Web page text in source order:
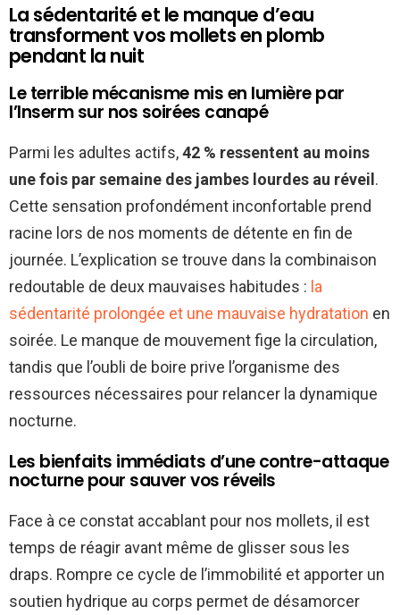
La sédentarité et le manque d’eau
transforment vos mollets en plomb
pendant la nuit
Le terrible mécanisme mis en lumière par
l’Inserm sur nos soirées canapé
Parmi les adultes actifs,42 % ressentent au moins
une fois par semaine des jambes lourdes au réveil.
Cette sensation profondément inconfortable prend
racine lors de nos moments de détente en fin de
journée. L’explication se trouve dans la combinaison
redoutable de deux mauvaises habitudes : la
sédentarité prolongée et une mauvaise hydratation en
soirée. Le manque de mouvement fige la circulation,
tandis que l’oubli de boire prive l’organisme des
ressources nécessaires pour relancer la dynamique
nocturne.
Les bienfaits immédiats d’une contre-attaque
nocturne pour sauver vos réveils
Face à ce constat accablant pour nos mollets, il est
temps de réagir avant même de glisser sous les
draps. Rompre ce cycle de l’immobilité et apporter un
soutien hydrique au corps permet de désamorcer